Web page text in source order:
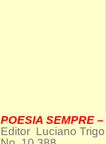
POESIA SEMPRE
Editor Luciano